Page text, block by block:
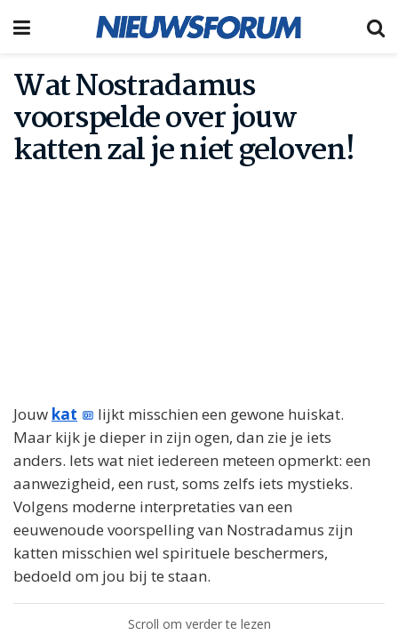
Wat Nostradamus
voorspelde over jouw
katten zal je niet geloven!
Jouw kat
lijkt misschien een gewone huiskat.
Maar kijk je dieper in zijn ogen, dan zie je iets
anders. Iets wat niet iedereen meteen opmerkt: een
aanwezigheid, een rust, soms zelfs iets mystieks.
Volgens moderne interpretaties van een
eeuwenoude voorspelling van Nostradamus zijn
katten misschien wel spirituele beschermers,
bedoeld om jou bij te staan.
Scroll om verder te lezen